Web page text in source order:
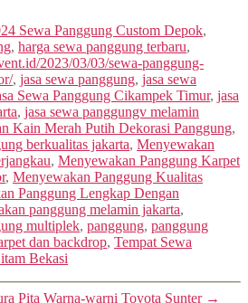
Sewa Panggung Custom Depok,
, harga sewa panggung terbaru,
2023/03/03/sewa-panggung-
, jasa sewa panggung, jasa sewa
Sewa Panggung Cikampek Timur, jasa
, jasa sewa panggungv melamin
Kain Merah Putih Dekorasi Panggung,
berkualitas jakarta, Menyewakan
, Menyewakan Panggung Karpet
, Menyewakan Panggung Kualitas
Panggung Lengkap Dengan
panggung melamin jakarta,
multiplek, panggung, panggung
dan backdrop, Tempat Sewa
Bekasi
Pita Warna-warni Toyota Sunter →